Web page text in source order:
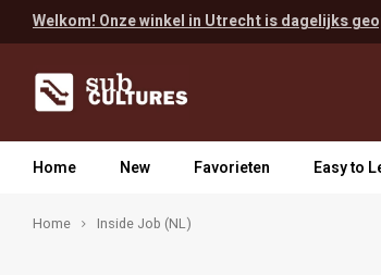
Welkom! Onze winkel in Utrecht is dagelijks
Home New Favorieten Easy to
Home Inside Job (NL)